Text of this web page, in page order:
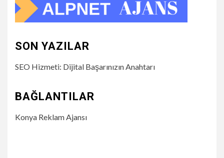
SON YAZILAR
SEO Hizmeti: Dijital Başarınızın Anahtarı
BAĞLANTILAR
Konya Reklam Ajansı